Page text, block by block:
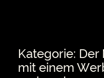
Kategorie: Der
mit einem